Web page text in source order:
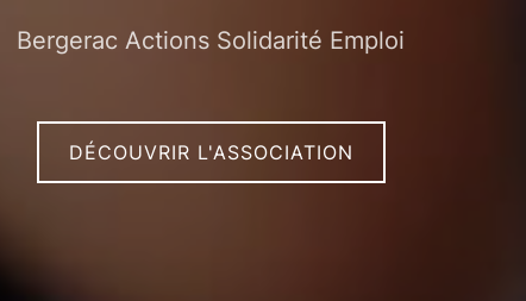
Bergerac Actions Solidarité Emploi
DÉCOUVRIR L'ASSOCIATION